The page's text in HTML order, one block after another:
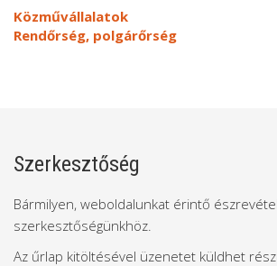
Közművállalatok
Rendőrség, polgárőrség
Szerkesztőség
Bármilyen, weboldalunkat érintő
szerkesztőségünkhöz.
Az űrlap kitöltésével üzenetet küldhet